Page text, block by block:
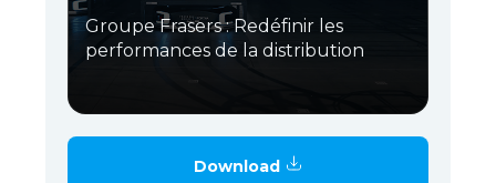
Groupe Frasers : Redéfinir les
performances de la distribution
Download